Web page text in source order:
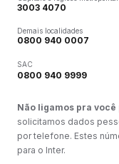
3003 4070
Demais localidades
0800 940 0007
SAC
0800 940 9999
Não ligamos pra
solicitamos dados
por telefone. Estes
para o Inter.